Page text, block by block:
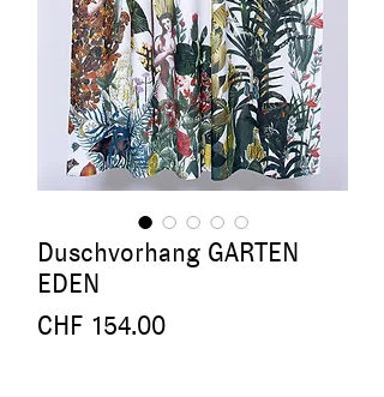
Duschvorhang GARTEN
EDEN
CHF 154.00Preis